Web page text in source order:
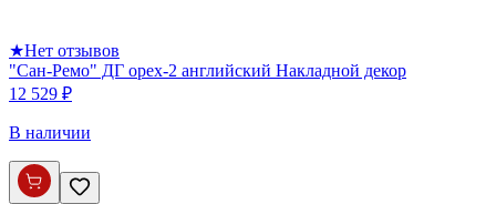
★Нет отзывов
"Сан-Ремо" ДГ орех-2 английский Накладной декор
12 529 ₽
В наличии